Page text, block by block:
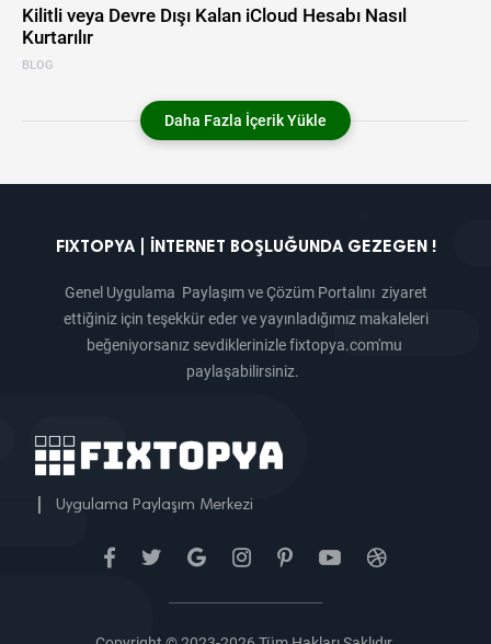
BLOG
Kilitli veya Devre Dışı Kalan iCloud Hesabı Nasıl
Kurtarılır
Daha Fazla İçerik Yükle
FIXTOPYA | İNTERNET BOŞLUĞUNDA GEZEGEN !
Genel Uygulama Paylaşım ve Çözüm Portalını ziyaret
ettiğiniz için teşekkür eder ve yayınladığımız makaleleri
beğeniyorsanız sevdiklerinizle fixtopya.com'mu
paylaşabilirsiniz.
Uygulama Paylaşım Merkezi